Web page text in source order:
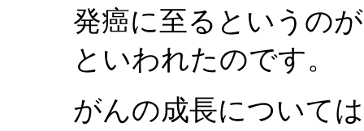
発癌に至るというの
といわれたのです。
がんの成長について